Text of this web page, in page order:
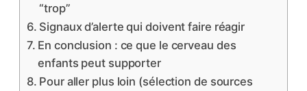
“trop”
Signaux d’alerte qui doivent faire réagir
En conclusion : ce que le cerveau des
enfants peut supporter
Pour aller plus loin (sélection de sources